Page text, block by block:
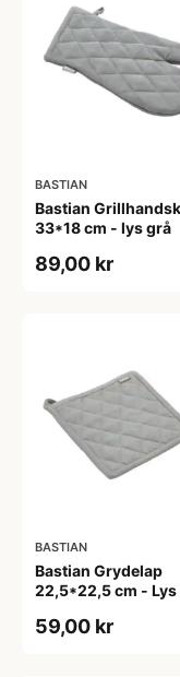
BASTIAN
Bastian
33*18 cm - lys grå
89,00 kr
BASTIAN
Bastian Grydelap
22,5*22,5 cm - Lys
59,00 kr